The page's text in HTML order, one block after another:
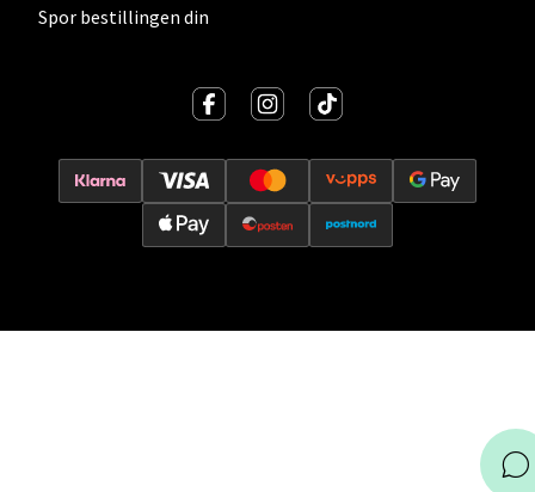
Spor bestillingen din
Stavanger og Sandnes - Thon
Madlakrossen nr 9, 4042 Stavanger
Åpent i dag 10-20